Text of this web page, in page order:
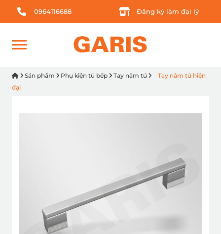
0964116688 Đăng ký làm đại lý
Sản phẩm Phụ kiện tủ bếp Tay nắm tủ
Tay nắm tủ hiện
đại